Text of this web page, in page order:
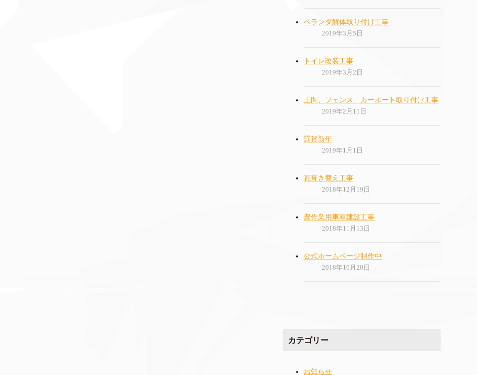
ベランダ解体取り付け工事
2019年3月5日
トイレ改装工事
2019年3月2日
土間、フェンス、カーポート取り付け工事
2019年2月11日
謹賀新年
2019年1月1日
瓦葺き替え工事
2018年12月19日
農作業用車庫建設工事
2018年11月13日
公式ホームページ制作中
2018年10月20日
カテゴリー
お知らせ